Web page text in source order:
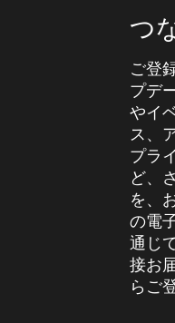
つ
ご登
プデ
やイ
ス、
プラ
ど、
を、
の電
通じ
接お
らご